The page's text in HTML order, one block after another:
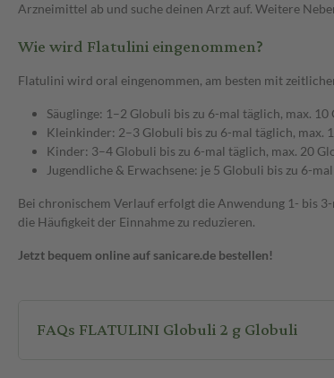
Arzneimittel ab und suche deinen Arzt auf. Weitere
Wie wird Flatulini eingenommen?
Flatulini wird oral eingenommen, am besten mit
Säuglinge: 1–2 Globuli bis zu 6-mal täglich, max. 10
Kleinkinder: 2–3 Globuli bis zu 6-mal täglich, max.
Kinder: 3–4 Globuli bis zu 6-mal täglich, max. 20
Jugendliche & Erwachsene: je 5 Globuli bis zu 6-
Bei chronischem Verlauf erfolgt die Anwendung 1- bis
die Häufigkeit der Einnahme zu reduzieren.
Jetzt bequem online auf sanicare.de bestellen!
FAQs FLATULINI Globuli 2 g Globuli